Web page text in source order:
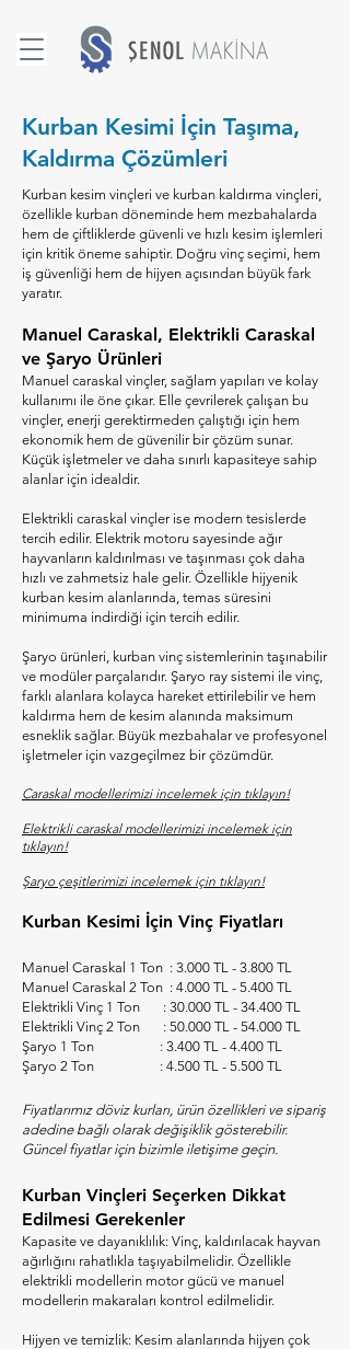
Kurban Kesimi İçin Taşıma,
Kaldırma Çözümleri
Kurban kesim vinçleri ve kurban kaldırma vinçleri,
özellikle kurban döneminde hem mezbahalarda
hem de çiftliklerde güvenli ve hızlı kesim işlemleri
için kritik öneme sahiptir. Doğru vinç seçimi, hem
iş güvenliği hem de hijyen açısından büyük fark
yaratır.
Manuel Caraskal, Elektrikli Caraskal
ve Şaryo Ürünleri
Manuel caraskal vinçler, sağlam yapıları ve kolay
kullanımı ile öne çıkar. Elle çevrilerek çalışan bu
vinçler, enerji gerektirmeden çalıştığı için hem
ekonomik hem de güvenilir bir çözüm sunar.
Küçük işletmeler ve daha sınırlı kapasiteye sahip
alanlar için idealdir.
Elektrikli caraskal vinçler ise modern tesislerde
tercih edilir. Elektrik motoru sayesinde ağır
hayvanların kaldırılması ve taşınması çok daha
hızlı ve zahmetsiz hale gelir. Özellikle hijyenik
kurban kesim alanlarında, temas süresini
minimuma indirdiği için tercih edilir.
Şaryo ürünleri, kurban vinç sistemlerinin taşınabilir
ve modüler parçalarıdır. Şaryo ray sistemi ile vinç,
farklı alanlara kolayca hareket ettirilebilir ve hem
kaldırma hem de kesim alanında maksimum
esneklik sağlar. Büyük mezbahalar ve profesyonel
işletmeler için vazgeçilmez bir çözümdür.
Caraskal modellerimizi incelemek için tıklayın!
Elektrikli caraskal modellerimizi incelemek için
tıklayın!
Şaryo çeşitlerimizi incelemek için tıklayın!
Kurban Kesimi İçin Vinç Fiyatları
​Manuel Caraskal 1 Ton : 3.000 TL - 3.800 TL
Manuel Caraskal 2 Ton : 4.000 TL - 5.400 TL
Elektrikli Vinç 1 Ton : 30.000 TL - 34.400 TL
Elektrikli Vinç 2 Ton : 50.000 TL - 54.000 TL
Şaryo 1 Ton : 3.400 TL - 4.400 TL
Şaryo 2 Ton : 4.500 TL - 5.500 TL
Fiyatlarımız döviz kurları, ürün özellikleri ve sipariş
adedine bağlı olarak değişiklik gösterebilir.
Güncel fiyatlar için bizimle iletişime geçin.
Kurban Vinçleri Seçerken Dikkat
Edilmesi Gerekenler
Kapasite ve dayanıklılık: Vinç, kaldırılacak hayvan
ağırlığını rahatlıkla taşıyabilmelidir. Özellikle
elektrikli modellerin motor gücü ve manuel
modellerin makaraları kontrol edilmelidir.
Hijyen ve temizlik: Kesim alanlarında hijyen çok